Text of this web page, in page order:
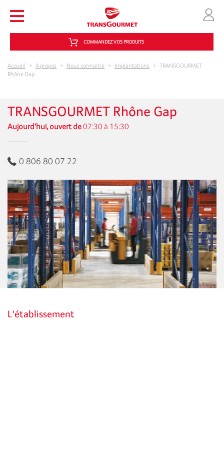
COMMANDEZ VOS PRODUITS
Accueil > À propos > Nous connaitre > Implantations > TRANSGOURMET
Rhône Gap
TRANSGOURMET Rhône Gap
Aujourd'hui, ouvert de07:30 à 15:30
0 806 80 07 22
L'établissement